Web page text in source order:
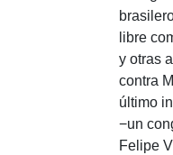
libre
y otras
contra
último
−un
Felipe